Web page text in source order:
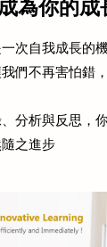
為你的成
次自我成長的
我們不再害怕錯
分析與反思，
之進步